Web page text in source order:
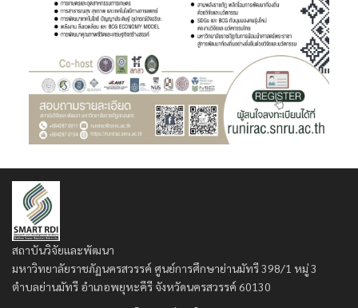
สถาบันวิจัยและพัฒนา
มหาวิทยาลัยราชภัฏนครสวรรค์ ศูนย์การศึกษาย่านมัทรี 398/1 หมู่ 3
ตำบลย่านมัทรี อำเภอพยุหะคีรี จังหวัดนครสวรรค์ 60130